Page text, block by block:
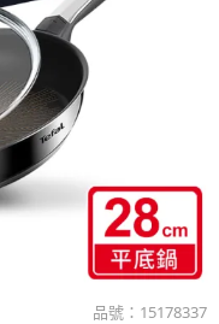
品號： 15178337